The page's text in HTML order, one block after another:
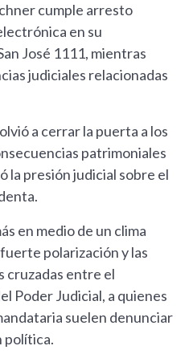
cumple arresto
en su
José 1111, mientras
judiciales relacionadas
a cerrar la puerta a los
patrimoniales
la presión judicial sobre el
en medio de un clima
polarización y las
cruzadas entre el
Poder Judicial, a quienes
suelen denunciar
política.